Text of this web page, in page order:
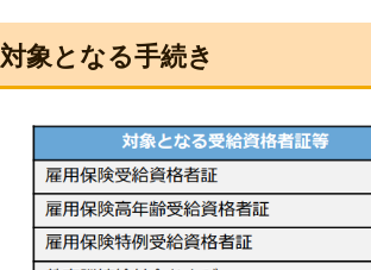
対象となる手続き